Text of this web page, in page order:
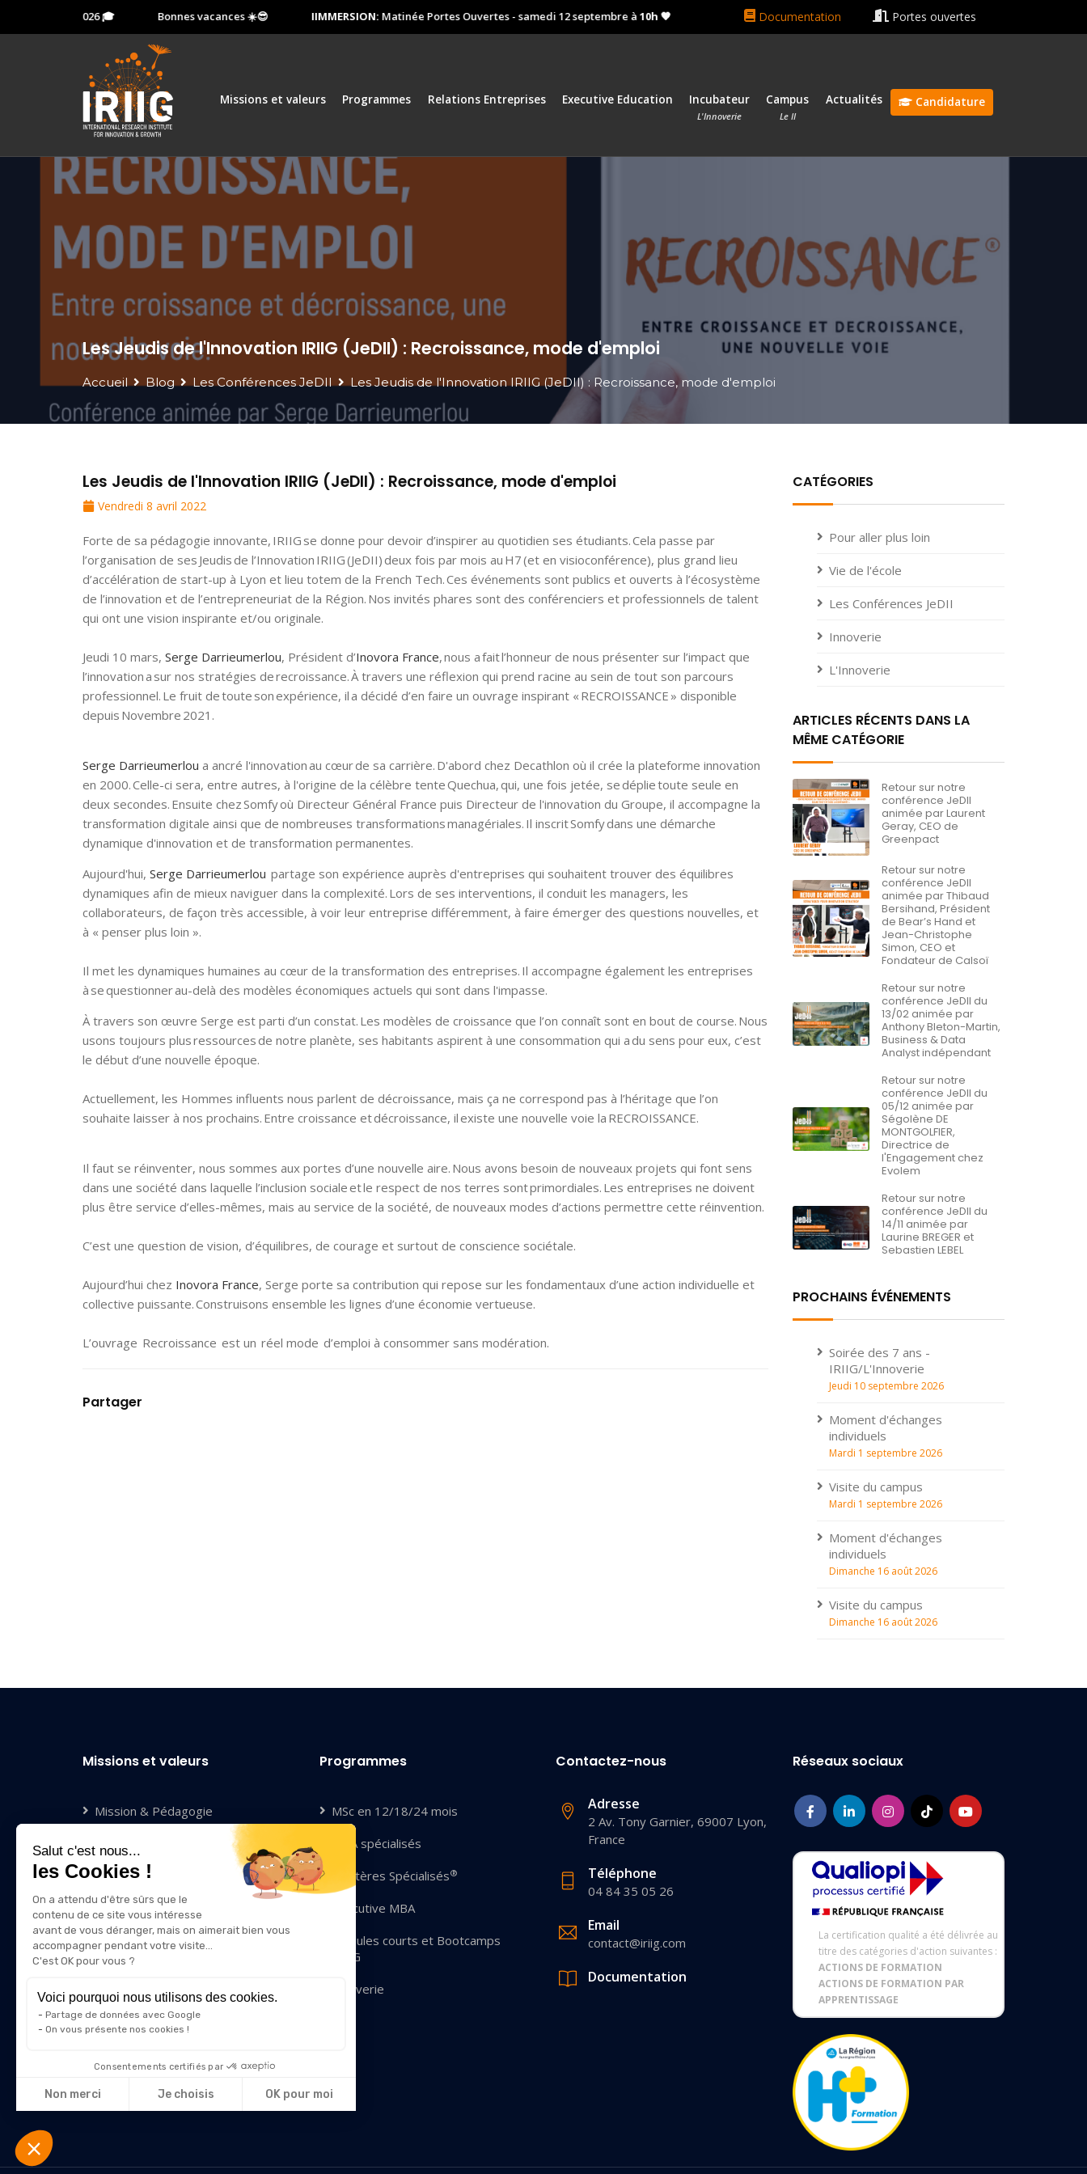
Salut c'est nous...
les Cookies !
On a attendu d'être sûrs que le
contenu de ce site vous intéresse
avant de vous déranger, mais on aimerait bien vous
accompagner pendant votre visite...
C'est OK pour vous ?
Voici pourquoi nous utilisons des cookies.
Partage de données avec Google
On vous présente nos cookies !
Consentements certifiés par
Non merci Je choisis OK pour moi
Notre plateforme vous permet d'adapter et de gérer vos paramètres de confidentialité, en garantissant la conformité avec les réglementations. Personnalisez vos préférences pour contrôler
octobre 2026 🎓 Bonnes vacances ☀️😎 IIMMERSION:Matinée Portes Ouvertes - samedi 12 septembre à10h 🧡 Prochain rentrée le 13 octobre 2026 🎓 Bonnes vacances ☀️😎
Documentation Portes ouvertes
Missions et valeurs Programmes Relations Entreprises Executive Education Incubateur
L'Innoverie
Campus
Le II
Actualités Candidature
Les Jeudis de l'Innovation IRIIG (JeDII) : Recroissance, mode d'emploi
Accueil Blog Les Conférences JeDII Les Jeudis de l'Innovation IRIIG (JeDII) : Recroissance, mode d'emploi
Les Jeudis de l'Innovation IRIIG (JeDII) : Recroissance, mode d'emploi
Vendredi 8 avril 2022
Forte de sa pédagogie innovante, IRIIG se donne pour devoir d’inspirer au quotidien ses étudiants. Cela passe par
l’organisation de ses Jeudis de l’Innovation IRIIG (JeDII) deux fois par mois au H7 (et en visioconférence), plus grand lieu
d’accélération de start-up à Lyon et lieu totem de la French Tech. Ces événements sont publics et ouverts à l’écosystème
de l’innovation et de l’entrepreneuriat de la Région. Nos invités phares sont des conférenciers et professionnels de talent
qui ont une vision inspirante et/ou originale.
Jeudi 10 mars, Serge Darrieumerlou, Président d’Inovora France, nous a fait l’honneur de nous présenter sur l’impact que
l’innovation a sur nos stratégies de recroissance. À travers une réflexion qui prend racine au sein de tout son parcours
professionnel. Le fruit de toute son expérience, il a décidé d’en faire un ouvrage inspirant « RECROISSANCE » disponible
depuis Novembre 2021.
Serge Darrieumerlou a ancré l'innovation au cœur de sa carrière. D'abord chez Decathlon où il crée la plateforme innovation
en 2000. Celle-ci sera, entre autres, à l'origine de la célèbre tente Quechua, qui, une fois jetée, se déplie toute seule en
deux secondes. Ensuite chez Somfy où Directeur Général France puis Directeur de l'innovation du Groupe, il accompagne la
transformation digitale ainsi que de nombreuses transformations managériales. Il inscrit Somfy dans une démarche
dynamique d'innovation et de transformation permanentes.
Aujourd'hui, Serge Darrieumerlou partage son expérience auprès d'entreprises qui souhaitent trouver des équilibres
dynamiques afin de mieux naviguer dans la complexité. Lors de ses interventions, il conduit les managers, les
collaborateurs, de façon très accessible, à voir leur entreprise différemment, à faire émerger des questions nouvelles, et
à « penser plus loin ».
Il met les dynamiques humaines au cœur de la transformation des entreprises. Il accompagne également les entreprises
à se questionner au-delà des modèles économiques actuels qui sont dans l'impasse.
À travers son œuvre Serge est parti d’un constat. Les modèles de croissance que l’on connaît sont en bout de course. Nous
usons toujours plus ressources de notre planète, ses habitants aspirent à une consommation qui a du sens pour eux, c’est
le début d’une nouvelle époque.
Actuellement, les Hommes influents nous parlent de décroissance, mais ça ne correspond pas à l’héritage que l’on
souhaite laisser à nos prochains. Entre croissance et décroissance, il existe une nouvelle voie la RECROISSANCE.
Il faut se réinventer, nous sommes aux portes d’une nouvelle aire. Nous avons besoin de nouveaux projets qui font sens
dans une société dans laquelle l’inclusion sociale et le respect de nos terres sont primordiales. Les entreprises ne doivent
plus être service d’elles-mêmes, mais au service de la société, de nouveaux modes d’actions permettre cette réinvention.
C’est une question de vision, d’équilibres, de courage et surtout de conscience sociétale.
Aujourd’hui chez Inovora France, Serge porte sa contribution qui repose sur les fondamentaux d’une action individuelle et
collective puissante. Construisons ensemble les lignes d’une économie vertueuse.
L’ouvrage Recroissance est un réel mode d’emploi à consommer sans modération.
Partager
CATÉGORIES
Pour aller plus loin
Vie de l'école
Les Conférences JeDII
Innoverie
L'Innoverie
ARTICLES RÉCENTS DANS LA
MÊME CATÉGORIE
Retour sur notre
conférence JeDII
animée par Laurent
Geray, CEO de
Greenpact
Retour sur notre
conférence JeDII
animée par Thibaud
Bersihand, Président
de Bear’s Hand et
Jean-Christophe
Simon, CEO et
Fondateur de Calsoï
Retour sur notre
conférence JeDII du
13/02 animée par
Anthony Bleton-Martin,
Business & Data
Analyst indépendant
Retour sur notre
conférence JeDII du
05/12 animée par
Ségolène DE
MONTGOLFIER,
Directrice de
l'Engagement chez
Evolem
Retour sur notre
conférence JeDII du
14/11 animée par
Laurine BREGER et
Sebastien LEBEL
PROCHAINS ÉVÉNEMENTS
Soirée des 7 ans -
IRIIG/L'Innoverie
Jeudi 10 septembre 2026
Moment d'échanges
individuels
Mardi 1 septembre 2026
Visite du campus
Mardi 1 septembre 2026
Moment d'échanges
individuels
Dimanche 16 août 2026
Visite du campus
Dimanche 16 août 2026
Missions et valeurs
Mission & Pédagogie
Diversité & Inclusion
Qui sommes-nous ?
Nous rejoindre
Programmes
MSc en 12/18/24 mois
MBA spécialisés
Mastères Spécialisés®
Executive MBA
Modules courts et Bootcamps
IRIIG
Innoverie
Contactez-nous
Adresse
2 Av. Tony Garnier, 69007 Lyon,
France
Téléphone
04 84 35 05 26
Email
contact@iriig.com
Documentation
Réseaux sociaux
La certification qualité a été délivrée au
titre des catégories d'action suivantes :
ACTIONS DE FORMATION
ACTIONS DE FORMATION PAR
APPRENTISSAGE